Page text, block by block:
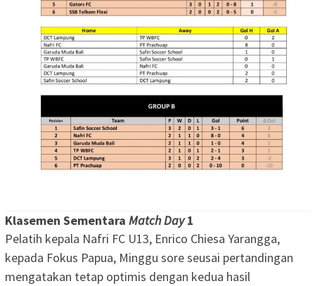
Klasemen Sementara Match Day1
Pelatih kepala Nafri FC U13, Enrico Chiesa Yarangga,
kepada Fokus Papua, Minggu sore seusai pertandingan
mengatakan tetap optimis dengan kedua hasil